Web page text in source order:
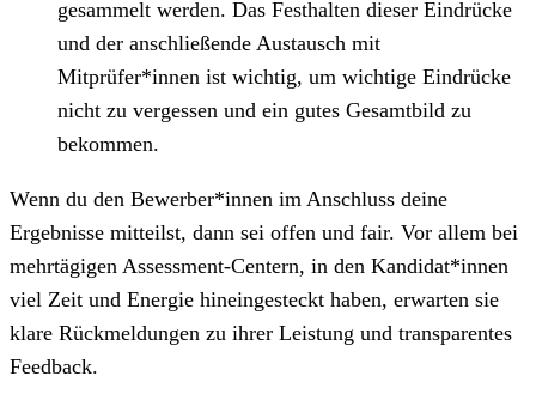
gesammelt werden. Das Festhalten dieser Eindrücke
und der anschließende Austausch mit
Mitprüfer*innen ist wichtig, um wichtige Eindrücke
nicht zu vergessen und ein gutes Gesamtbild zu
bekommen.
Wenn du den Bewerber*innen im Anschluss deine
Ergebnisse mitteilst, dann sei offen und fair. Vor allem bei
mehrtägigen Assessment-Centern, in den Kandidat*innen
viel Zeit und Energie hineingesteckt haben, erwarten sie
klare Rückmeldungen zu ihrer Leistung und transparentes
Feedback.